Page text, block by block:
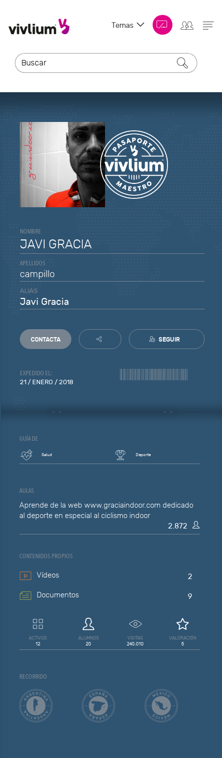
Temas
NOMBRE
JAVI GRACIA
APELLIDOS
campillo
ALIAS
Javi Gracia
CONTACTA SEGUIR
EXPEDIDO EL:
21 / ENERO / 2018
GUÍA DE
Salud Deporte
AULAS
Aprende de la web www.graciaindoor.com dedicado
al deporte en especial al ciclismo indoor
2.872
CONTENIDOS PROPIOS
Vídeos 2
Documentos 9
ACTIVOS
12
ALUMNOS
20
VISITAS
240.010
VALORACIÓN
5
RECORRIDO